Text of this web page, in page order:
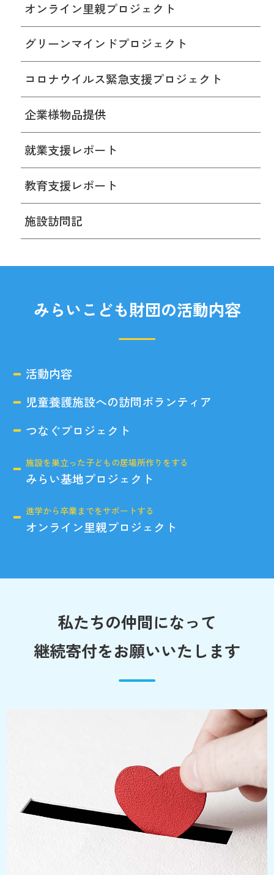
オンライン里親プロジェクト
グリーンマインドプロジェクト
コロナウイルス緊急支援プロジェクト
企業様物品提供
就業支援レポート
教育支援レポート
施設訪問記
みらいこども財団の活動内容
活動内容
児童養護施設への訪問ボランティア
つなぐプロジェクト
施設を巣立った子どもの居場所作りをする
みらい基地プロジェクト
進学から卒業までをサポートする
オンライン里親プロジェクト
私たちの仲間になって
継続寄付をお願いいたします